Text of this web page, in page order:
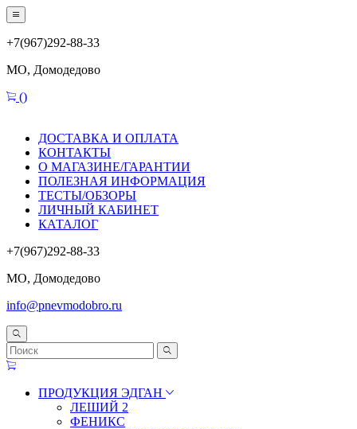
+7(967)292-88-33
МО, Домодедово
()
ДОСТАВКА И ОПЛАТА
КОНТАКТЫ
О МАГАЗИНЕ/ГАРАНТИИ
ПОЛЕЗНАЯ ИНФОРМАЦИЯ
ТЕСТЫ/ОБЗОРЫ
ЛИЧНЫЙ КАБИНЕТ
КАТАЛОГ
+7(967)292-88-33
МО, Домодедово
info@pnevmodobro.ru
ПРОДУКЦИЯ ЭДГАН
ЛЕШИЙ 2
ФЕНИКС